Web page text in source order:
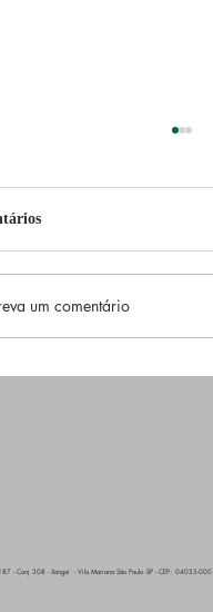
um comentário
- Conj 308 - Xangai - Vila Mariana São Paulo -SP - CEP.: 04035-000